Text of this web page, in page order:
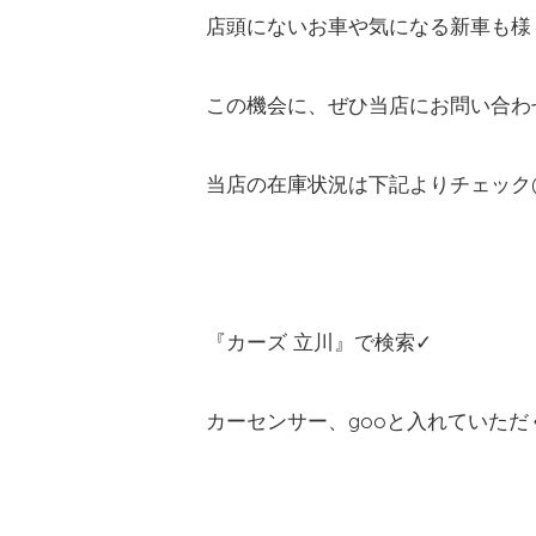
店頭にないお車や気になる新車も
この機会に、ぜひ当店にお問い合
当店の在庫状況は下記よりチェッ
『カーズ 立川』で検索✓
カーセンサー、gooと入れていた